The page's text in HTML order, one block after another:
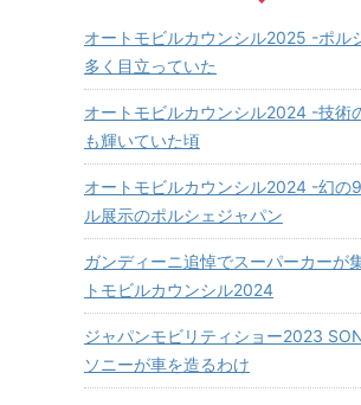
オートモビルカウンシル2025 -ポル
多く目立っていた
オートモビルカウンシル2024 -技術
も輝いていた頃
オートモビルカウンシル2024 -幻の
ル展示のポルシェジャパン
ガンディーニ追悼でスーパーカーが
トモビルカウンシル2024
ジャパンモビリティショー2023
ソニーが車を造るわけ